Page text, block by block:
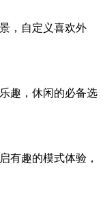
，自定义喜欢外
趣，休闲的必备选
趣的模式体验，